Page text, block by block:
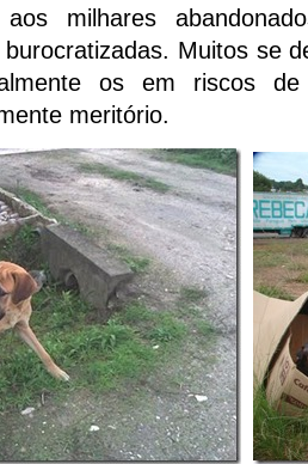
milhares
Muitos se
os em riscos
meritório.